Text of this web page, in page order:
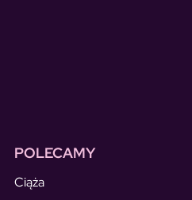
POLECAMY
Ciąża